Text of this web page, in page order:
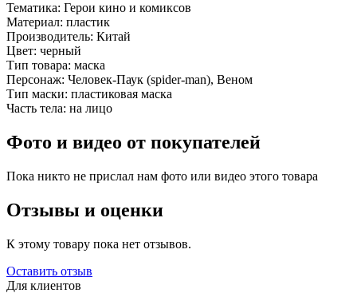
Тематика: Герои кино и комиксов
Материал: пластик
Производитель: Китай
Цвет: черный
Тип товара: маска
Персонаж: Человек-Паук (spider-man), Веном
Тип маски: пластиковая маска
Часть тела: на лицо
Фото и видео от покупателей
Пока никто не прислал нам фото или видео этого товара
Отзывы и оценки
К этому товару пока нет отзывов.
Оставить отзыв
Для клиентов